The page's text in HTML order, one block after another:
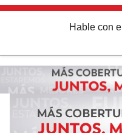
Hable con el